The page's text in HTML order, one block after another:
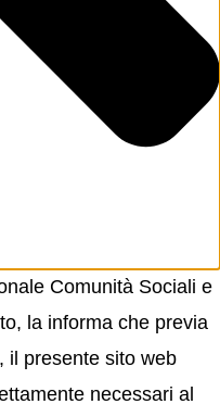
Comunità Sociali e
la informa che previa
il presente sito web
necessari al